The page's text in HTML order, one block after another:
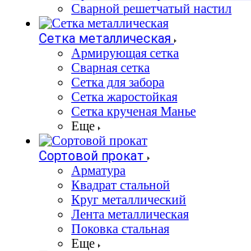
Сварной решетчатый настил
Сетка металлическая
Армирующая сетка
Сварная сетка
Сетка для забора
Сетка жаростойкая
Сетка крученая Манье
Еще
Сортовой прокат
Арматура
Квадрат стальной
Круг металлический
Лента металлическая
Поковка стальная
Еще